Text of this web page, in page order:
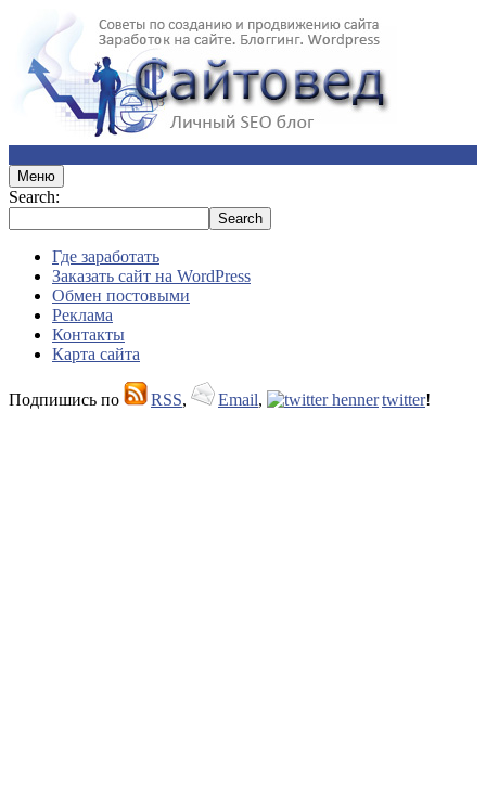
Меню
Search:
Где заработать
Заказать сайт на WordPress
Обмен постовыми
Реклама
Контакты
Карта сайта
Подпишись по RSS, Email, twitter!